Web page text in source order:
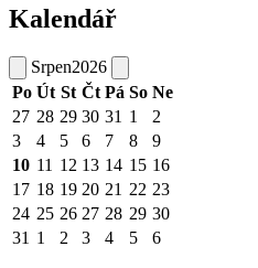
Kalendář
Srpen2026
Po Út St Čt Pá So Ne
27 28 29 30 31 1
2
3
4 5 6 7 8
9
10 11 12 13 14 15 16
17 18 19 20 21 22 23
24 25 26 27 28 29 30
31 1 2 3 4 5 6